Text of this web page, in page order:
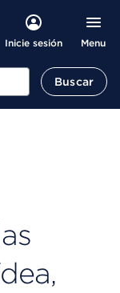
Inicie sesión Menu
Buscar